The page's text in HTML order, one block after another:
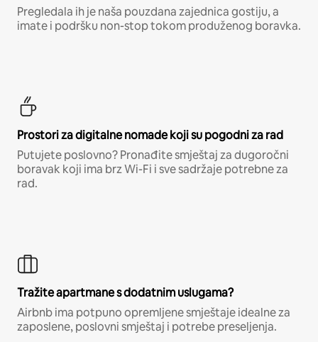
Pregledala ih je naša pouzdana zajednica gostiju, a
imate i podršku non-stop tokom produženog boravka.
Prostori za digitalne nomade koji su pogodni za rad
Putujete poslovno? Pronađite smještaj za dugoročni
boravak koji ima brz Wi-Fi i sve sadržaje potrebne za
rad.
Tražite apartmane s dodatnim uslugama?
Airbnb ima potpuno opremljene smještaje idealne za
zaposlene, poslovni smještaj i potrebe preseljenja.